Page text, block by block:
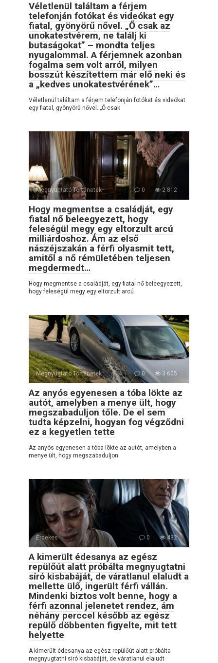
Véletlenül találtam a férjem
telefonján fotókat és videókat egy
fiatal, gyönyörű nővel. „Ő csak az
unokatestvérem, ne találj ki
butaságokat” – mondta teljes
nyugalommal. A férjemnek azonban
fogalma sem volt arról, milyen
bosszút készítettem már elő neki és
a „kedves unokatestvérének”…
Véletlenül találtam a férjem telefonján fotókat és videókat
egy fiatal, gyönyörű nővel. „Ő csak
Megnyugtató Történetek 0 2 812
Hogy megmentse a családját, egy
fiatal nő beleegyezett, hogy
feleségül megy egy eltorzult arcú
milliárdoshoz. Ám az első
nászéjszakán a férfi olyasmit tett,
amitől a nő rémületében teljesen
megdermedt…
Hogy megmentse a családját, egy fiatal nő beleegyezett,
hogy feleségül megy egy eltorzult arcú
Megnyugtató Történetek 0 3 605
Az anyós egyenesen a tóba lökte az
autót, amelyben a menye ült, hogy
megszabaduljon tőle. De el sem
tudta képzelni, hogyan fog végződni
ez a kegyetlen tette
Az anyós egyenesen a tóba lökte az autót, amelyben a
menye ült, hogy megszabaduljon
Érdekes 0 482
A kimerült édesanya az egész
repülőút alatt próbálta megnyugtatni
síró kisbabáját, de váratlanul elaludt a
mellette ülő, ingerült férfi vállán.
Mindenki biztos volt benne, hogy a
férfi azonnal jelenetet rendez, ám
néhány perccel később az egész
repülő döbbenten figyelte, mit tett
helyette
A kimerült édesanya az egész repülőút alatt próbálta
megnyugtatni síró kisbabáját, de váratlanul elaludt